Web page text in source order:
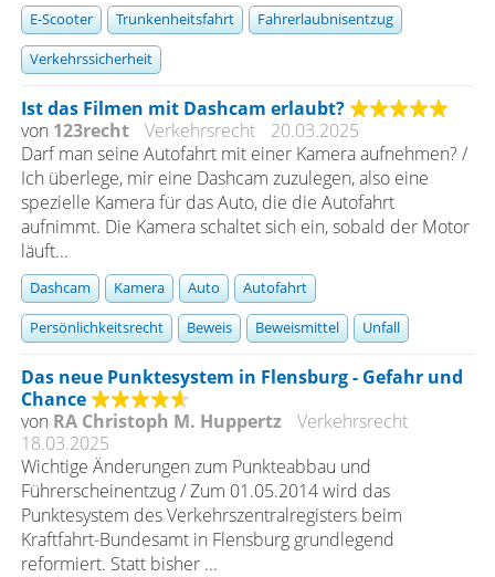
E-Scooter Trunkenheitsfahrt Fahrerlaubnisentzug
Verkehrssicherheit
Ist das Filmen mit Dashcam erlaubt?
von 123recht Verkehrsrecht
20.03.2025
Darf man seine Autofahrt mit einer Kamera aufnehmen? /
Ich überlege, mir eine Dashcam zuzulegen, also eine
spezielle Kamera für das Auto, die die Autofahrt
aufnimmt. Die Kamera schaltet sich ein, sobald der Motor
läuft...
Dashcam Kamera Auto Autofahrt
Persönlichkeitsrecht Beweis Beweismittel Unfall
Das neue Punktesystem in Flensburg - Gefahr und
Chance
von RA Christoph M. Huppertz
Verkehrsrecht
18.03.2025
Wichtige Änderungen zum Punkteabbau und
Führerscheinentzug / Zum 01.05.2014 wird das
Punktesystem des Verkehrszentralregisters beim
Kraftfahrt-Bundesamt in Flensburg grundlegend
reformiert. Statt bisher ...